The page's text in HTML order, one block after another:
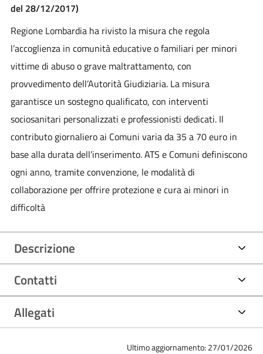
del 28/12/2017)
Regione Lombardia ha rivisto la misura che regola
l’accoglienza in comunità educative o familiari per minori
vittime di abuso o grave maltrattamento, con
provvedimento dell’Autorità Giudiziaria. La misura
garantisce un sostegno qualificato, con interventi
sociosanitari personalizzati e professionisti dedicati. Il
contributo giornaliero ai Comuni varia da 35 a 70 euro in
base alla durata dell’inserimento. ATS e Comuni definiscono
ogni anno, tramite convenzione, le modalità di
collaborazione per offrire protezione e cura ai minori in
difficoltà
Descrizione
Contatti
Allegati
Ultimo aggiornamento: 27/01/2026